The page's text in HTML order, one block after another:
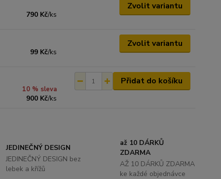
790 Kč/ks
Zvolit variantu
99 Kč/ks
Zvolit variantu
10 % sleva
900 Kč/ks
Přidat do košíku
JEDINEČNÝ DESIGN
JEDINEČNÝ DESIGN bez
lebek a křížů
až 10 DÁRKŮ
ZDARMA
AŽ 10 DÁRKŮ ZDARMA
ke každé objednávce